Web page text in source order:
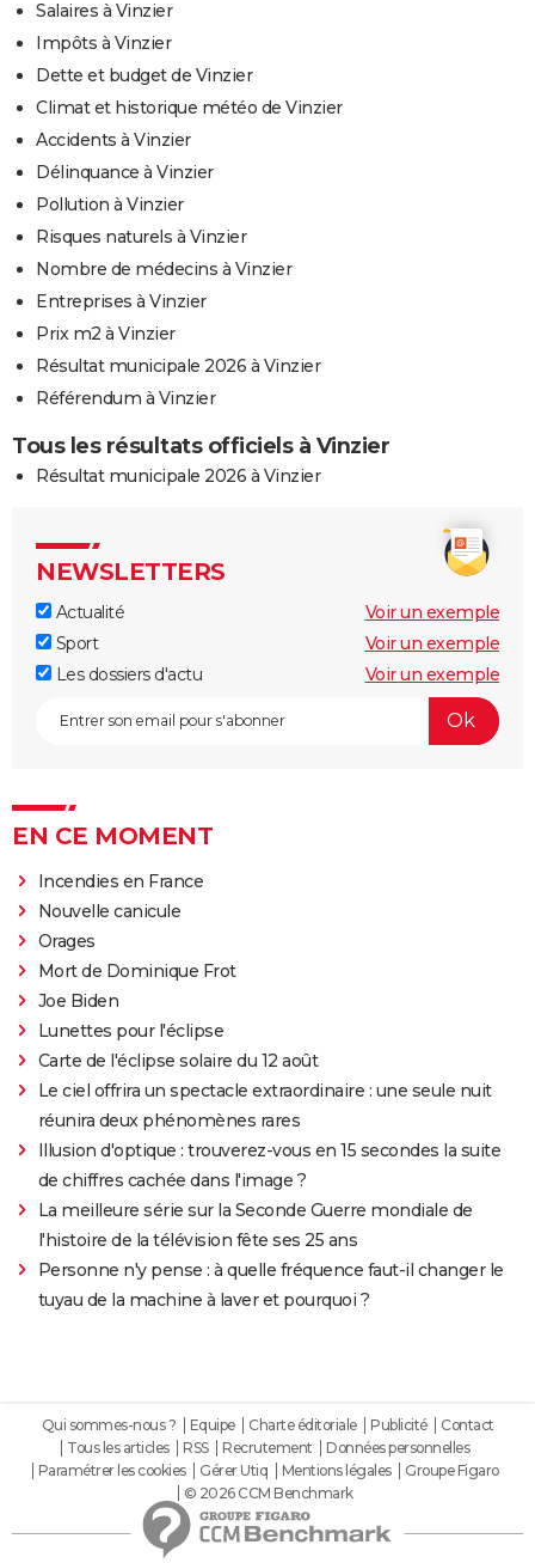
Salaires à Vinzier
Impôts à Vinzier
Dette et budget de Vinzier
Climat et historique météo de Vinzier
Accidents à Vinzier
Délinquance à Vinzier
Pollution à Vinzier
Risques naturels à Vinzier
Nombre de médecins à Vinzier
Entreprises à Vinzier
Prix m2 à Vinzier
Résultat municipale 2026 à Vinzier
Référendum à Vinzier
Tous les résultats officiels à Vinzier
Résultat municipale 2026 à Vinzier
NEWSLETTERS
Actualité
Voir un exemple
Sport
Voir un exemple
Les dossiers d'actu
Voir un exemple
EN CE MOMENT
Incendies en France
Nouvelle canicule
Orages
Mort de Dominique Frot
Joe Biden
Lunettes pour l'éclipse
Carte de l'éclipse solaire du 12 août
Le ciel offrira un spectacle extraordinaire : une seule nuit
réunira deux phénomènes rares
Illusion d'optique : trouverez-vous en 15 secondes la suite
de chiffres cachée dans l'image ?
La meilleure série sur la Seconde Guerre mondiale de
l'histoire de la télévision fête ses 25 ans
Personne n'y pense : à quelle fréquence faut-il changer le
tuyau de la machine à laver et pourquoi ?
Qui sommes-nous ? Equipe Charte éditoriale Publicité
Contact
Tous les articles
RSS Recrutement
Données personnelles
Paramétrer les cookies
Gérer Utiq Mentions légales
Groupe Figaro
© 2026 CCM Benchmark